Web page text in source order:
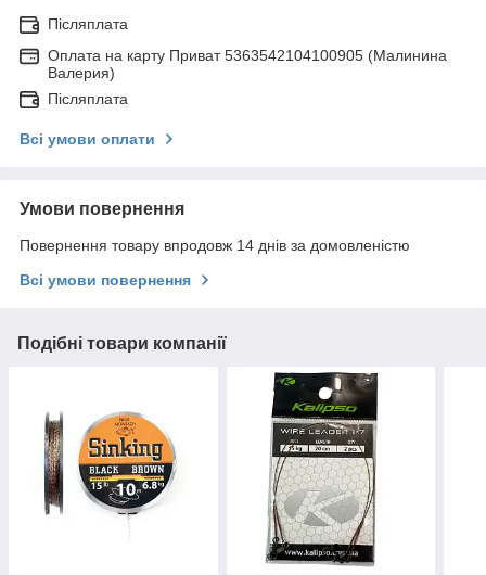
Післяплата
Оплата на карту Приват 5363542104100905 (Малинина
Валерия)
Післяплата
Всі умови оплати
Умови повернення
Повернення товару впродовж 14 днів за домовленістю
Всі умови повернення
Подібні товари компанії